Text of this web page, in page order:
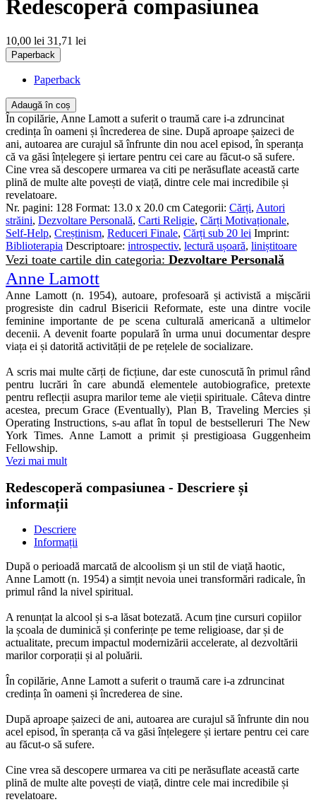
Redescoperă compasiunea
10,00 lei 31,71 lei
Paperback
Paperback
Adaugă în coș
În copilărie, Anne Lamott a suferit o traumă care i-a zdruncinat
credința în oameni și încrederea de sine. După aproape șaizeci de
ani, autoarea are curajul să înfrunte din nou acel episod, în speranța
că va găsi înțelegere și iertare pentru cei care au făcut-o să sufere.
Cine vrea să descopere urmarea va citi pe nerăsuflate această carte
plină de multe alte povești de viață, dintre cele mai incredibile și
revelatoare.
Nr. pagini: 128 Format: 13.0 x 20.0 cm Categorii: Cărți, Autori
străini, Dezvoltare Personală, Carti Religie, Cărți Motivaționale,
Self-Help, Creștinism, Reduceri Finale, Cărți sub 20 lei Imprint:
Biblioterapia Descriptoare: introspectiv, lectură ușoară, liniștitoare
Vezi toate cartile din categoria: Dezvoltare Personală
Anne Lamott
Anne Lamott (n. 1954), autoare, profesoară și activistă a mișcării
progresiste din cadrul Bisericii Reformate, este una dintre vocile
feminine importante de pe scena culturală americană a ultimelor
decenii. A devenit foarte populară în urma unui documentar despre
viața ei și datorită activității de pe rețelele de socializare.
A scris mai multe cărți de ficțiune, dar este cunoscută în primul rând
pentru lucrări în care abundă elementele autobiografice, pretexte
pentru reflecții asupra marilor teme ale vieții spirituale. Câteva dintre
acestea, precum Grace (Eventually), Plan B, Traveling Mercies și
Operating Instructions, s-au aflat în topul de bestselleruri The New
York Times. Anne Lamott a primit și prestigioasa Guggenheim
Fellowship.
Vezi mai mult
Redescoperă compasiunea - Descriere și
informații
Descriere
Informații
După o perioadă marcată de alcoolism și un stil de viață haotic,
Anne Lamott (n. 1954) a simțit nevoia unei transformări radicale, în
primul rând la nivel spiritual.
A renunțat la alcool și s-a lăsat botezată. Acum ține cursuri copiilor
la școala de duminică și conferințe pe teme religioase, dar și de
actualitate, precum impactul modernizării accelerate, al dezvoltării
marilor corporații și al poluării.
În copilărie, Anne Lamott a suferit o traumă care i-a zdruncinat
credința în oameni și încrederea de sine.
După aproape șaizeci de ani, autoarea are curajul să înfrunte din nou
acel episod, în speranța că va găsi înțelegere și iertare pentru cei care
au făcut-o să sufere.
Cine vrea să descopere urmarea va citi pe nerăsuflate această carte
plină de multe alte povești de viață, dintre cele mai incredibile și
revelatoare.